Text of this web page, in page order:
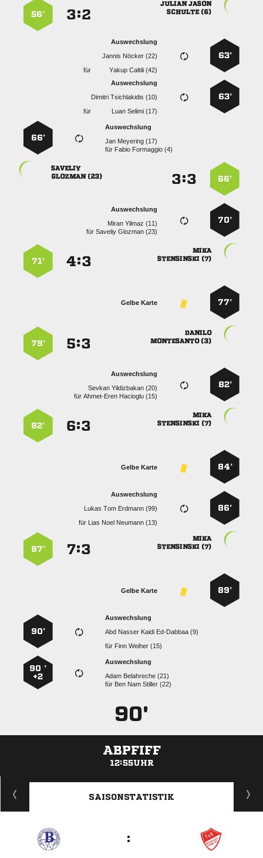
 
 
:
56’
63’
Auswechslung
  
für
  
63’
Auswechslung
  
für
  
Auswechslung
  
für   
66’
66’
:

 
70’
Auswechslung
  
für  

 
:
71’
77’
Gelbe Karte

 
:
79’
82’
Auswechslung
  
für  

 
:
82’
84’
Gelbe Karte
86’
Auswechslung
   
für    

 
:
87’
89’
Gelbe Karte
Auswechslung
    
für   
90’
Auswechslung
  
für    
90 ’
+2
90'
ABPFIFF
12:55UHR
ANZEIGE
SAISONSTATISTIK
: